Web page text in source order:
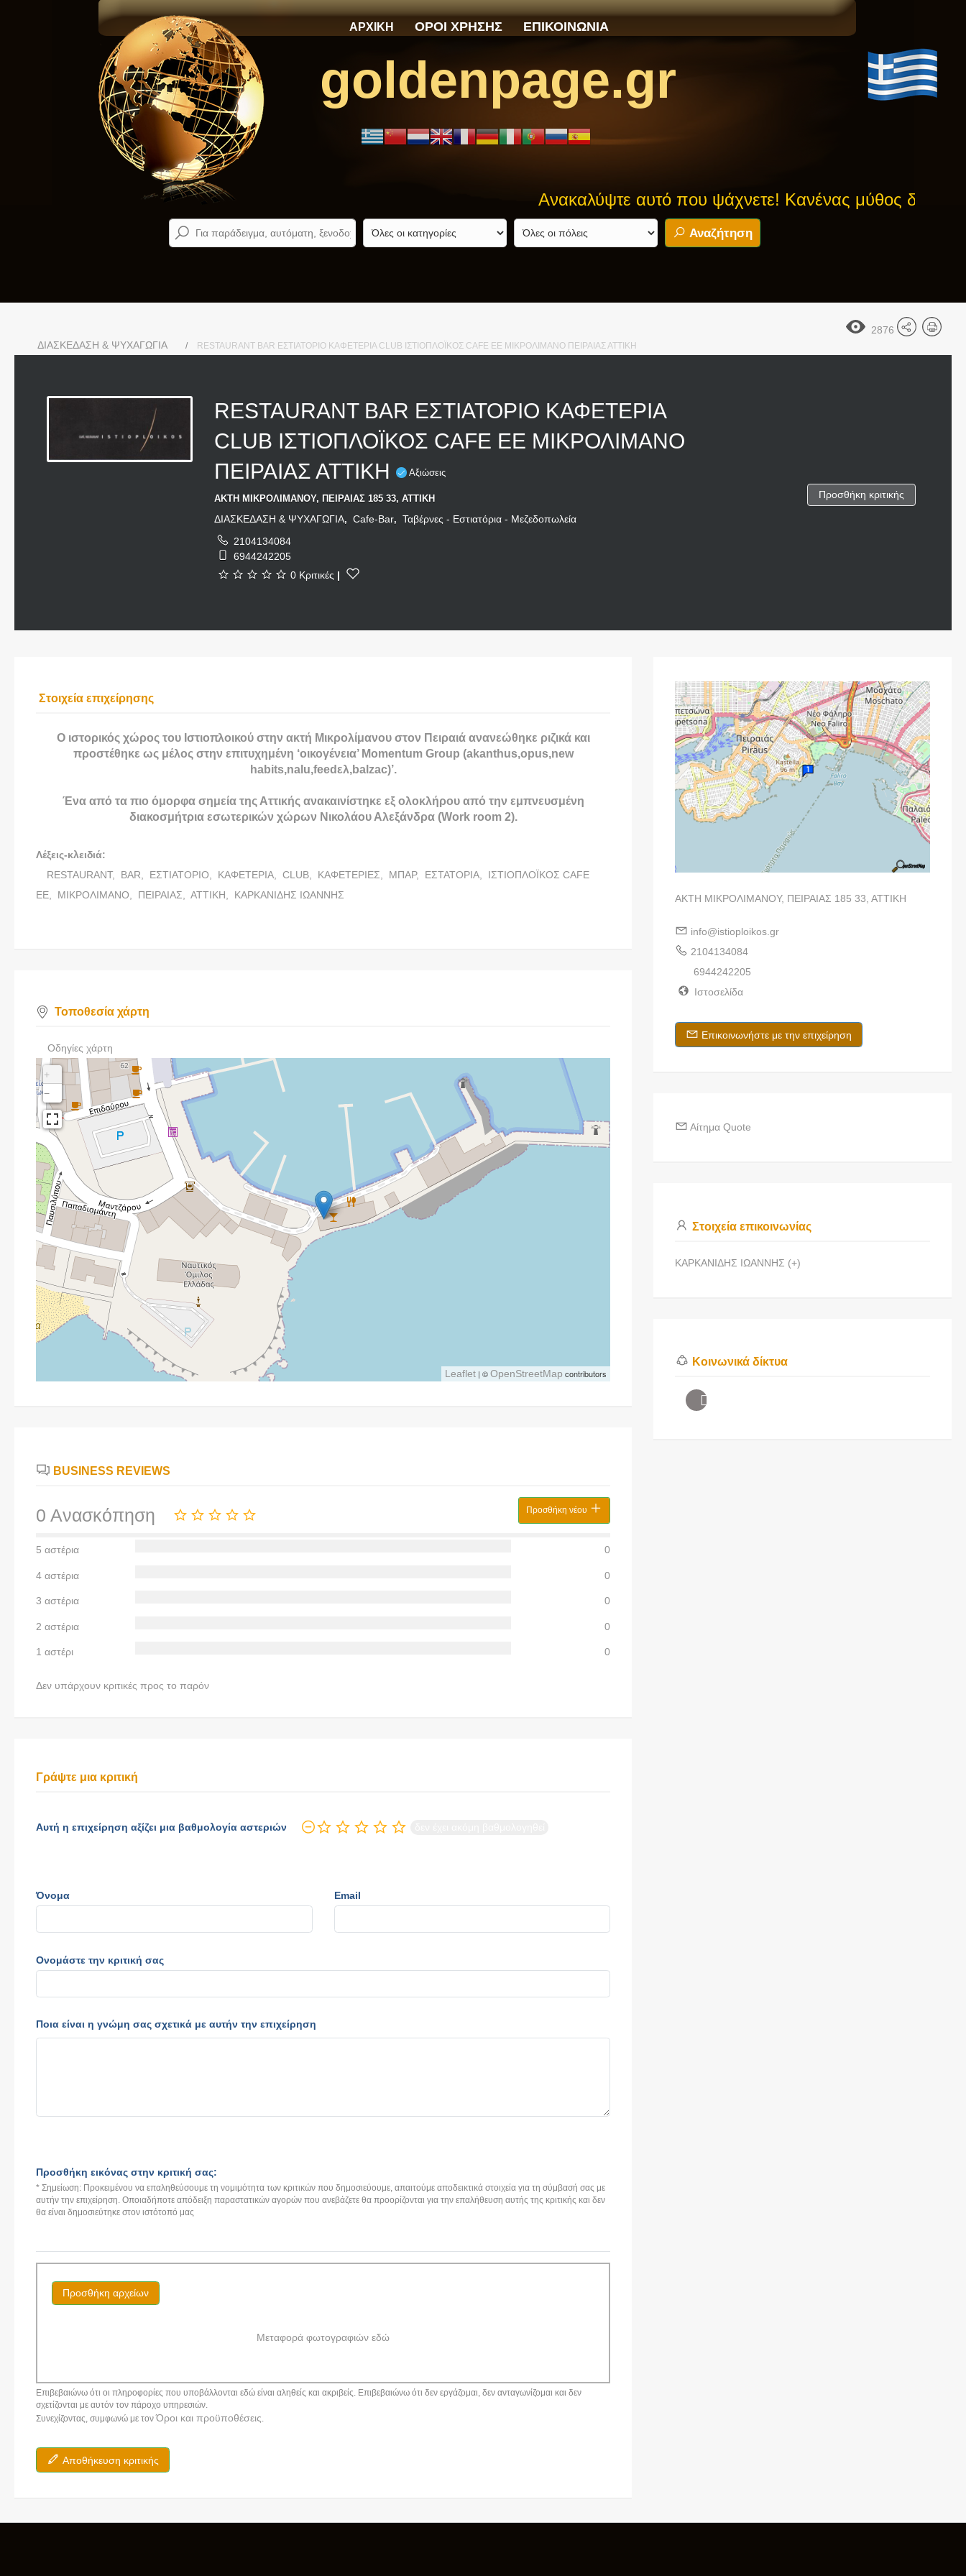
ΑΡΧΙΚΗ ΟΡΟΙ ΧΡΗΣΗΣ ΕΠΙΚΟΙΝΩΝΙΑ
goldenpage.gr
Ανακαλύψτε αυτό που ψάχνετε! Κανένας μύθος δεν είναι
Αναζήτηση
2876
ΔΙΑΣΚΕΔΑΣΗ & ΨΥΧΑΓΩΓΙΑ
RESTAURANT BAR ΕΣΤΙΑΤΟΡΙΟ ΚΑΦΕΤΕΡΙΑ CLUB ΙΣΤΙΟΠΛΟΪΚΟΣ CAFE ΕΕ ΜΙΚΡΟΛΙΜΑΝΟ ΠΕΙΡΑΙΑΣ ΑΤΤΙΚΗ
RESTAURANT BAR ΕΣΤΙΑΤΟΡΙΟ ΚΑΦΕΤΕΡΙΑ
CLUB ΙΣΤΙΟΠΛΟΪΚΟΣ CAFE ΕΕ ΜΙΚΡΟΛΙΜΑΝΟ
ΠΕΙΡΑΙΑΣ ΑΤΤΙΚΗ
Αξιώσεις
ΑΚΤΗ ΜΙΚΡΟΛΙΜΑΝΟΥ, ΠΕΙΡΑΙΑΣ 185 33, ΑΤΤΙΚΗ
ΔΙΑΣΚΕΔΑΣΗ & ΨΥΧΑΓΩΓΙΑ,Cafe-Bar,Ταβέρνες - Εστιατόρια - Μεζεδοπωλεία
2104134084
6944242205
0 Κριτικές |
Προσθήκη κριτικής
Στοιχεία επιχείρησης
Ο ιστορικός χώρος του Ιστιοπλοικού στην ακτή Μικρολίμανου στον Πειραιά ανανεώθηκε ριζικά και
προστέθηκε ως μέλος στην επιτυχημένη ‘οικογένεια’ Momentum Group (akanthus,opus,new
habits,nalu,feedελ,balzac)’.
Ένα από τα πιο όμορφα σημεία της Αττικής ανακαινίστηκε εξ ολοκλήρου από την εμπνευσμένη
διακοσμήτρια εσωτερικών χώρων Νικολάου Αλεξάνδρα (Work room 2).
Λέξεις-κλειδιά:
RESTAURANT,
BAR, ΕΣΤΙΑΤΟΡΙΟ, ΚΑΦΕΤΕΡΙΑ, CLUB, ΚΑΦΕΤΕΡΙΕΣ, ΜΠΑΡ, ΕΣΤΑΤΟΡΙΑ,
ΙΣΤΙΟΠΛΟΪΚΟΣ CAFE
ΕΕ,
ΜΙΚΡΟΛΙΜΑΝΟ, ΠΕΙΡΑΙΑΣ, ΑΤΤΙΚΗ, ΚΑΡΚΑΝΙΔΗΣ ΙΩΑΝΝΗΣ
Τοποθεσία χάρτη
Οδηγίες χάρτη
+
−
Leaflet | ©OpenStreetMap contributors
BUSINESS REVIEWS
0 Ανασκόπηση Προσθήκη νέου
5 αστέρια 0
4 αστέρια 0
3 αστέρια 0
2 αστέρια 0
1 αστέρι 0
Δεν υπάρχουν κριτικές προς το παρόν
Γράψτε μια κριτική
Αυτή η επιχείρηση αξίζει μια βαθμολογία αστεριών
Όνομα Email
Ονομάστε την κριτική σας
Ποια είναι η γνώμη σας σχετικά με αυτήν την επιχείρηση
Προσθήκη εικόνας στην κριτική σας:
* Σημείωση: Προκειμένου να επαληθεύσουμε τη νομιμότητα των κριτικών που δημοσιεύουμε, απαιτούμε αποδεικτικά στοιχεία για τη σύμβασή σας με
αυτήν την επιχείρηση. Οποιαδήποτε απόδειξη παραστατικών αγορών που ανεβάζετε θα προορίζονται για την επαλήθευση αυτής της κριτικής και δεν
θα είναι δημοσιεύτηκε στον ιστότοπό μας
Προσθήκη αρχείων
Μεταφορά φωτογραφιών εδώ
Επιβεβαιώνω ότι οι πληροφορίες που υποβάλλονται εδώ είναι αληθείς και ακριβείς. Επιβεβαιώνω ότι δεν εργάζομαι, δεν ανταγωνίζομαι και δεν
σχετίζονται με αυτόν τον πάροχο υπηρεσιών.
Συνεχίζοντας, συμφωνώ με τονΌροι και προϋποθέσεις.
Αποθήκευση κριτικής
ΑΚΤΗ ΜΙΚΡΟΛΙΜΑΝΟΥ, ΠΕΙΡΑΙΑΣ 185 33, ΑΤΤΙΚΗ
info@istioploikos.gr
2104134084
6944242205
Ιστοσελίδα
Επικοινωνήστε με την επιχείρηση
Αίτημα Quote
Στοιχεία επικοινωνίας
ΚΑΡΚΑΝΙΔΗΣ ΙΩΑΝΝΗΣ (+)
Κοινωνικά δίκτυα